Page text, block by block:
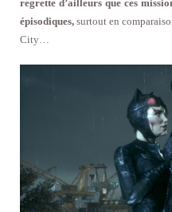
regrette d’ailleurs que ces
épisodiques, surtout en
City…